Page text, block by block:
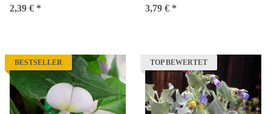
flexuosus) Samen
2,39 € *
(Agastache rugosa) Bio-
3,79 € *
BESTSELLER TOP BEWERTET